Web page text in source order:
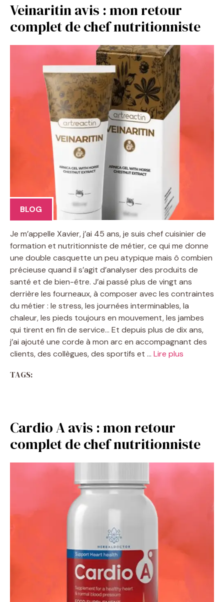
Veinaritin avis : mon retour
complet de chef nutritionniste
BLOG
Je m’appelle Xavier, j’ai 45 ans, je suis chef cuisinier de
formation et nutritionniste de métier, ce qui me donne
une double casquette un peu atypique mais ô combien
précieuse quand il s’agit d’analyser des produits de
santé et de bien-être. J’ai passé plus de vingt ans
derrière les fourneaux, à composer avec les contraintes
du métier : le stress, les journées interminables, la
chaleur, les pieds toujours en mouvement, les jambes
qui tirent en fin de service… Et depuis plus de dix ans,
j’ai ajouté une corde à mon arc en accompagnant des
clients, des collègues, des sportifs et … Lire plus
TAGS:
Cardio A avis : mon retour
complet de chef nutritionniste